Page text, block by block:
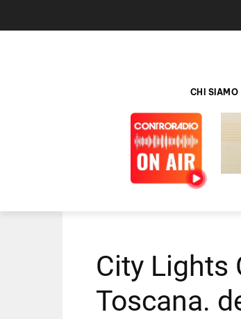
CHI SIAMO
City Lights
Toscana.